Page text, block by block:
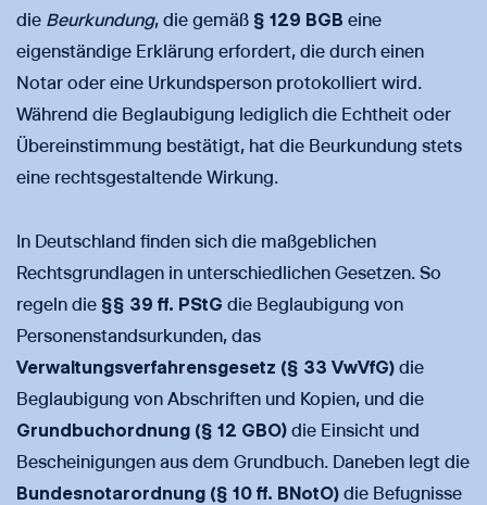
die Beurkundung, die gemäß § 129 BGB eine
eigenständige Erklärung erfordert, die durch einen
Notar oder eine Urkundsperson protokolliert wird.
Während die Beglaubigung lediglich die Echtheit oder
Übereinstimmung bestätigt, hat die Beurkundung stets
eine rechtsgestaltende Wirkung.
In Deutschland finden sich die maßgeblichen
Rechtsgrundlagen in unterschiedlichen Gesetzen. So
regeln die §§ 39 ff. PStG die Beglaubigung von
Personenstandsurkunden, das
Verwaltungsverfahrensgesetz (§ 33 VwVfG) die
Beglaubigung von Abschriften und Kopien, und die
Grundbuchordnung (§ 12 GBO) die Einsicht und
Bescheinigungen aus dem Grundbuch. Daneben legt die
Bundesnotarordnung (§ 10 ff. BNotO) die Befugnisse